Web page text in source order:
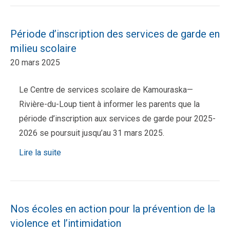
Période d’inscription des services de garde en
milieu scolaire
20 mars 2025
Le Centre de services scolaire de Kamouraska—
Rivière-du-Loup tient à informer les parents que la
période d’inscription aux services de garde pour 2025-
2026 se poursuit jusqu’au 31 mars 2025.
Lire la suite
Nos écoles en action pour la prévention de la
violence et l’intimidation